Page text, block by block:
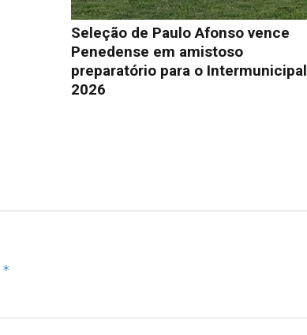
Seleção de Paulo Afonso vence
Penedense em amistoso
preparatório para o Intermunicipal
2026
*